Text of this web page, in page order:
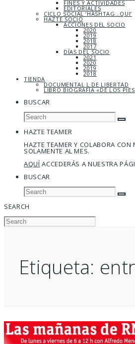
FINES Y ACTIVIDADES
EDITORIALES
CICLO SOCIAL ‘HASHTAG…QUI’
HAZTE SOCIO
ACCIONES DEL SOCIO
2020
2019
2018
2017
DÍAS DEL SOCIO
2021
2020
2019
2018
TIENDA
DOCUMENTAL L DE LIBERTAD
LIBRO BIOGRAFÍA «DE LOS
BUSCAR
HAZTE TEAMER
HAZTE TEAMER Y COLABORA
SOLAMENTE AL MES.
AQUÍACCEDERÁS A NUESTRA
BUSCAR
SEARCH
Etiqueta: